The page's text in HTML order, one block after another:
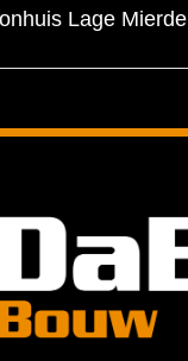
Lage Mierde